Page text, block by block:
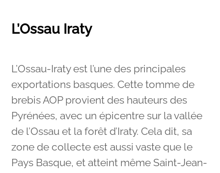
L’Ossau Iraty
L’Ossau-Iraty est l’une des principales
exportations basques. Cette tomme de
brebis AOP provient des hauteurs des
Pyrénées, avec un épicentre sur la vallée
de l’Ossau et la forêt d’Iraty. Cela dit, sa
zone de collecte est aussi vaste que le
Pays Basque, et atteint même Saint-Jean-